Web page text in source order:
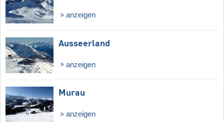
anzeigen
Ausseerland
anzeigen
Murau
anzeigen